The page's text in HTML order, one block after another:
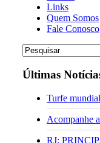
Links
Quem Somos
Fale Conosco
Últimas
Turfe
Acompanhe
RJ: